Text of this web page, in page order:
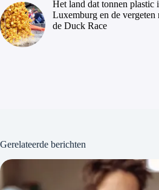
Het land dat tonnen plastic
Luxemburg en de
de Duck Race
Gerelateerde berichten